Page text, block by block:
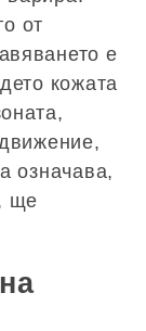
от
е
кожата
означава,
ще